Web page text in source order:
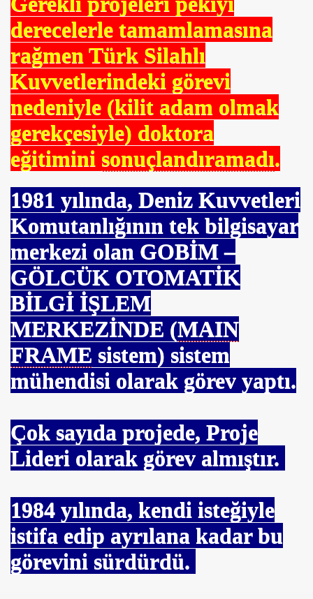
derecelerle tamamlamasına
rağmen Türk Silahlı
Kuvvetlerindeki görevi
nedeniyle (kilit adam olmak
gerekçesiyle) doktora
eğitimini sonuçlandıramadı.
1981 yılında, Deniz Kuvvetleri
Komutanlığının tek bilgisayar
merkezi olan GOBİM –
GÖLCÜK OTOMATİK
BİLGİ İŞLEM
MERKEZİNDE (MAIN
FRAME sistem) sistem
mühendisi olarak görev yaptı.
Çok sayıda projede, Proje
Lideri olarak görev almıştır.
1984 yılında, kendi isteğiyle
istifa edip ayrılana kadar bu
görevini sürdürdü.